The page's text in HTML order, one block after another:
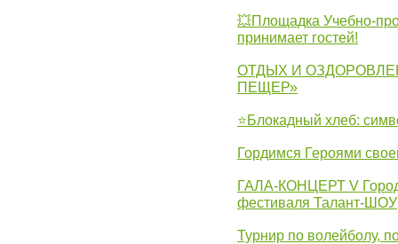
💥Площадка Учебно-
принимает гостей!
ОТДЫХ И
ПЕЩЕР»
⭐Блокадный хлеб:
Гордимся Героями
ГАЛА-КОНЦЕРТ V
фестиваля Талант-ШОУ
Турнир по волейболу,